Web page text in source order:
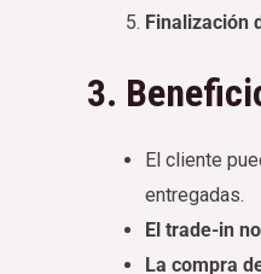
Finalización
3.
El cliente
entregadas.
El trade-in
La compra